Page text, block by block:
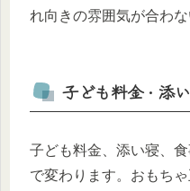
れ向きの雰囲気が合わ
子ども料金・添
子ども料金、添い寝、
で変わります。おもち